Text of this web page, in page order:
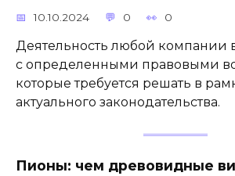
10.10.2024 0 0
Деятельность любой компании
с определенными правовыми
которые требуется решать в
актуального законодательства.
Пионы: чем древовидные